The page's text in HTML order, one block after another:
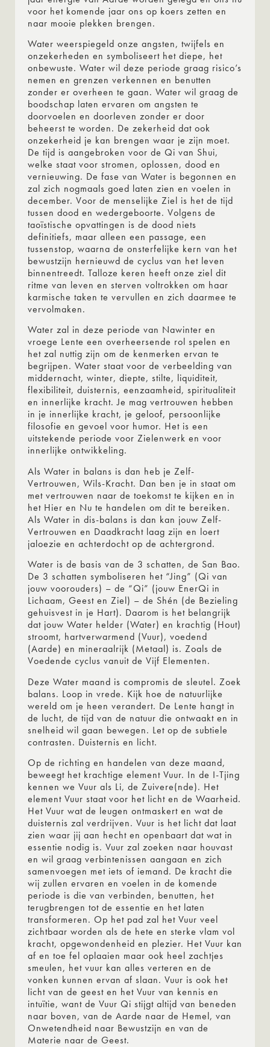
voor het komende jaar ons op koers zetten en
naar mooie plekken brengen.
Water weerspiegeld onze angsten, twijfels en
onzekerheden en symboliseert het diepe, het
onbewuste. Water wil deze periode graag risico’s
nemen en grenzen verkennen en benutten
zonder er overheen te gaan. Water wil graag de
boodschap laten ervaren om angsten te
doorvoelen en doorleven zonder er door
beheerst te worden. De zekerheid dat ook
onzekerheid je kan brengen waar je zijn moet.
De tijd is aangebroken voor de Qi van Shui,
welke staat voor stromen, oplossen, dood en
vernieuwing. De fase van Water is begonnen en
zal zich nogmaals goed laten zien en voelen in
december. Voor de menselijke Ziel is het de tijd
tussen dood en wedergeboorte. Volgens de
taoïstische opvattingen is de dood niets
definitiefs, maar alleen een passage, een
tussenstop, waarna de onsterfelijke kern van het
bewustzijn hernieuwd de cyclus van het leven
binnentreedt. Talloze keren heeft onze ziel dit
ritme van leven en sterven voltrokken om haar
karmische taken te vervullen en zich daarmee te
vervolmaken.
Water zal in deze periode van Nawinter en
vroege Lente een overheersende rol spelen en
het zal nuttig zijn om de kenmerken ervan te
begrijpen. Water staat voor de verbeelding van
middernacht, winter, diepte, stilte, liquiditeit,
flexibiliteit, duisternis, eenzaamheid, spiritualiteit
en innerlijke kracht. Je mag vertrouwen hebben
in je innerlijke kracht, je geloof, persoonlijke
filosofie en gevoel voor humor. Het is een
uitstekende periode voor Zielenwerk en voor
innerlijke ontwikkeling.
Als Water in balans is dan heb je Zelf-
Vertrouwen, Wils-Kracht. Dan ben je in staat om
met vertrouwen naar de toekomst te kijken en in
het Hier en Nu te handelen om dit te bereiken.
Als Water in dis-balans is dan kan jouw Zelf-
Vertrouwen en Daadkracht laag zijn en loert
jaloezie en achterdocht op de achtergrond.
Water is de basis van de 3 schatten, de San Bao.
De 3 schatten symboliseren het “Jing” (Qi van
jouw voorouders) – de “Qi” (jouw EnerQi in
Lichaam, Geest en Ziel) – de Shén (de Bezieling
gehuisvest in je Hart). Daarom is het belangrijk
dat jouw Water helder (Water) en krachtig (Hout)
stroomt, hartverwarmend (Vuur), voedend
(Aarde) en mineraalrijk (Metaal) is. Zoals de
Voedende cyclus vanuit de Vijf Elementen.
Deze Water maand is compromis de sleutel. Zoek
balans. Loop in vrede. Kijk hoe de natuurlijke
wereld om je heen verandert. De Lente hangt in
de lucht, de tijd van de natuur die ontwaakt en in
snelheid wil gaan bewegen. Let op de subtiele
contrasten. Duisternis en licht.
Op de richting en handelen van deze maand,
beweegt het krachtige element Vuur. In de I-Tjing
kennen we Vuur als Li, de Zuivere(nde). Het
element Vuur staat voor het licht en de Waarheid.
Het Vuur wat de leugen ontmaskert en wat de
duisternis zal verdrijven. Vuur is het licht dat laat
zien waar jij aan hecht en openbaart dat wat in
essentie nodig is. Vuur zal zoeken naar houvast
en wil graag verbintenissen aangaan en zich
samenvoegen met iets of iemand. De kracht die
wij zullen ervaren en voelen in de komende
periode is die van verbinden, benutten, het
terugbrengen tot de essentie en het laten
transformeren. Op het pad zal het Vuur veel
zichtbaar worden als de hete en sterke vlam vol
kracht, opgewondenheid en plezier. Het Vuur kan
af en toe fel oplaaien maar ook heel zachtjes
smeulen, het vuur kan alles verteren en de
vonken kunnen ervan af slaan. Vuur is ook het
licht van de geest en het Vuur van kennis en
intuïtie, want de Vuur Qi stijgt altijd van beneden
naar boven, van de Aarde naar de Hemel, van
Onwetendheid naar Bewustzijn en van de
Materie naar de Geest.